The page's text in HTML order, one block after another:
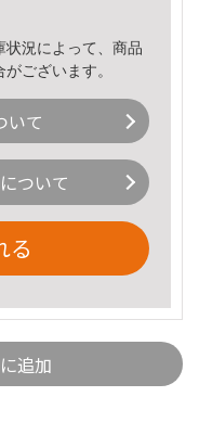
況によって、商品
ございます。
いて
ついて
る
追加